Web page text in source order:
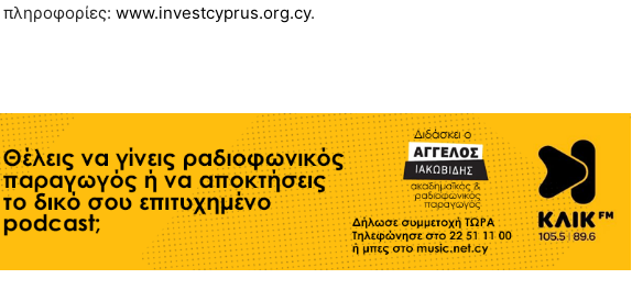
πληροφορίες: www.investcyprus.org.cy.